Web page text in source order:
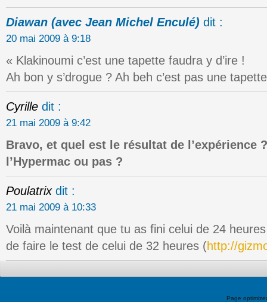
Diawan (avec Jean Michel Enculé) dit :
20 mai 2009 à 9:18
« Klakinoumi c’est une tapette faudra y d’ire !
Ah bon y s’drogue ? Ah beh c’est pas une
Cyrille dit :
21 mai 2009 à 9:42
Bravo, et quel est le résultat de l’expérience
l’Hypermac ou pas ?
Poulatrix dit :
21 mai 2009 à 10:33
Voilà maintenant que tu as fini celui de 24
de faire le test de celui de 32 heures (http://
Page